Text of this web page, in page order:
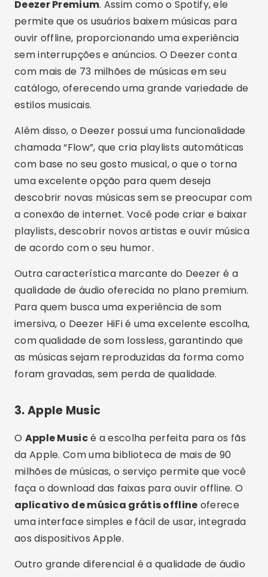
Deezer Premium. Assim como o Spotify, ele
permite que os usuários baixem músicas para
ouvir offline, proporcionando uma experiência
sem interrupções e anúncios. O Deezer conta
com mais de 73 milhões de músicas em seu
catálogo, oferecendo uma grande variedade de
estilos musicais.
Além disso, o Deezer possui uma funcionalidade
chamada “Flow”, que cria playlists automáticas
com base no seu gosto musical, o que o torna
uma excelente opção para quem deseja
descobrir novas músicas sem se preocupar com
a conexão de internet. Você pode criar e baixar
playlists, descobrir novos artistas e ouvir música
de acordo com o seu humor.
Outra característica marcante do Deezer é a
qualidade de áudio oferecida no plano premium.
Para quem busca uma experiência de som
imersiva, o Deezer HiFi é uma excelente escolha,
com qualidade de som lossless, garantindo que
as músicas sejam reproduzidas da forma como
foram gravadas, sem perda de qualidade.
3.Apple Music
O Apple Musicé a escolha perfeita para os fãs
da Apple. Com uma biblioteca de mais de 90
milhões de músicas, o serviço permite que você
faça o download das faixas para ouvir offline. O
aplicativo de música grátis offline oferece
uma interface simples e fácil de usar, integrada
aos dispositivos Apple.
Outro grande diferencial é a qualidade de áudio